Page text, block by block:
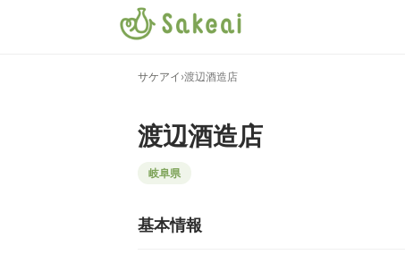
サケアイ ›渡辺酒造店
渡辺酒造店
岐阜県
基本情報